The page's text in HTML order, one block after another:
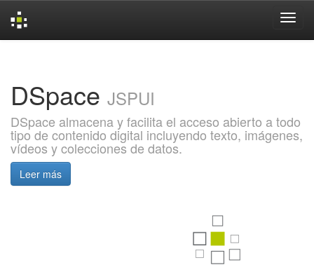
DSpace JSPUI
DSpace almacena y facilita el acceso abierto a todo
tipo de contenido digital incluyendo texto, imágenes,
vídeos y colecciones de datos.
Leer más